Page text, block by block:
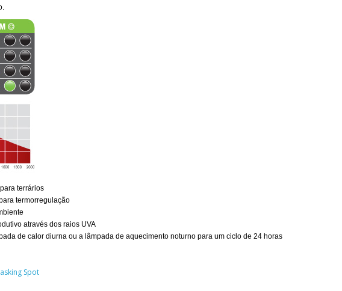
terrários
termorregulação
através dos raios UVA
de calor diurna ou a lâmpada de aquecimento noturno para um ciclo de 24 horas
Spot